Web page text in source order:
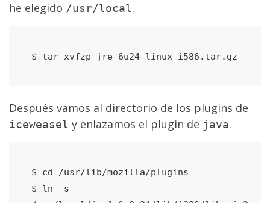
he elegido /usr/local.
Después vamos al directorio de los plugins de
iceweasel y enlazamos el plugin de java.
$ cd /usr/lib/mozilla/plugins
$ ln -s